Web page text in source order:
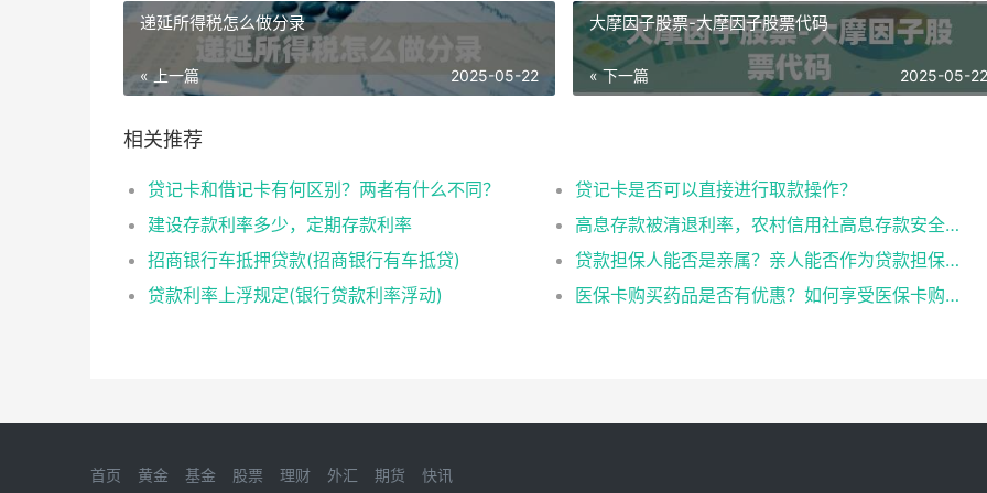
递延所得税怎么做分录
« 上一篇 2025-05-22
大摩因子股票-大摩因子股票代码
« 下一篇 2025-05-22
相关推荐
贷记卡和借记卡有何区别？两者有什么不同？
贷记卡是否可以直接进行取款操作？
建设存款利率多少，定期存款利率
高息存款被清退利率，农村信用社高息存款安全吗
招商银行车抵押贷款(招商银行有车抵贷)
贷款担保人能否是亲属？亲人能否作为贷款担保人？
贷款利率上浮规定(银行贷款利率浮动)
医保卡购买药品是否有优惠？如何享受医保卡购药优惠？
首页 黄金 基金 股票 理财 外汇 期货 快讯